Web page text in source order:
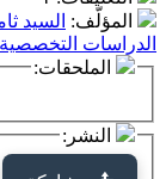
ثامر هاشم حبيب
في الإمام